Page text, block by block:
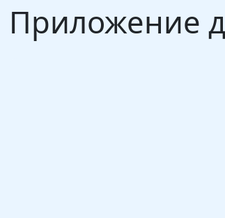
Приложение